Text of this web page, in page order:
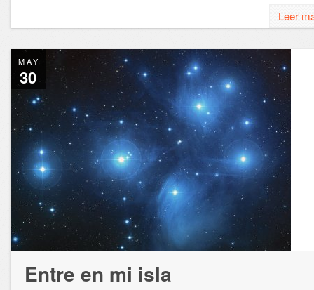
Leer
MAY
30
Entre en mi isla